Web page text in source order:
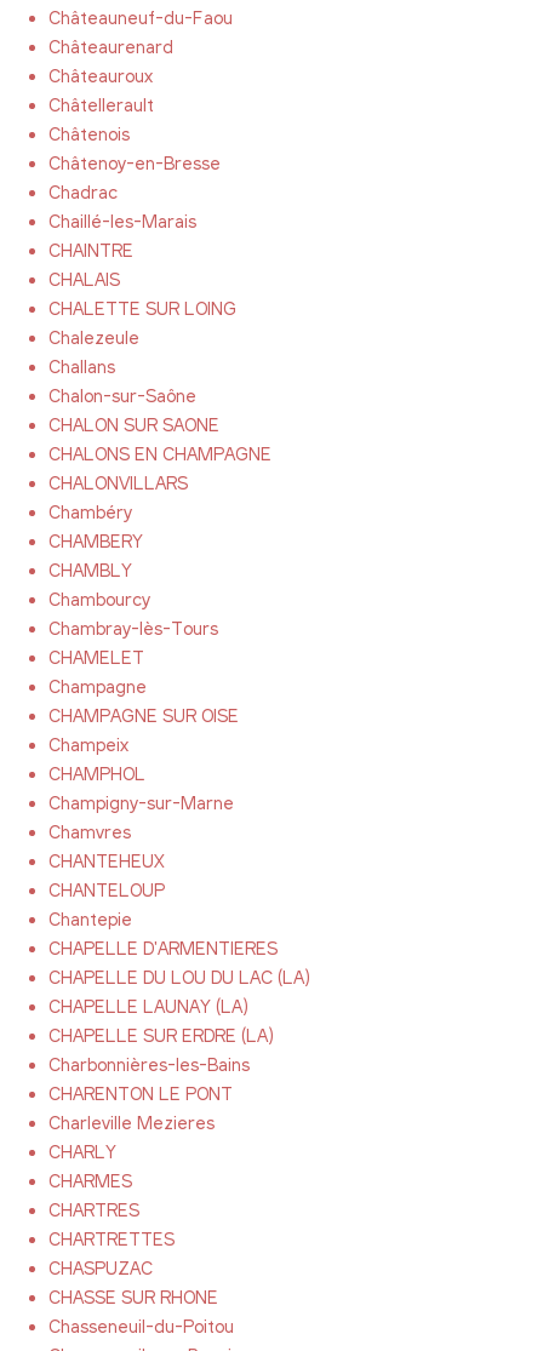
Châteauneuf-du-Faou
Châteaurenard
Châteauroux
Châtellerault
Châtenois
Châtenoy-en-Bresse
Chadrac
Chaillé-les-Marais
CHAINTRE
CHALAIS
CHALETTE SUR LOING
Chalezeule
Challans
Chalon-sur-Saône
CHALON SUR SAONE
CHALONS EN CHAMPAGNE
CHALONVILLARS
Chambéry
CHAMBERY
CHAMBLY
Chambourcy
Chambray-lès-Tours
CHAMELET
Champagne
CHAMPAGNE SUR OISE
Champeix
CHAMPHOL
Champigny-sur-Marne
Chamvres
CHANTEHEUX
CHANTELOUP
Chantepie
CHAPELLE D'ARMENTIERES
CHAPELLE DU LOU DU LAC (LA)
CHAPELLE LAUNAY (LA)
CHAPELLE SUR ERDRE (LA)
Charbonnières-les-Bains
CHARENTON LE PONT
Charleville Mezieres
CHARLY
CHARMES
CHARTRES
CHARTRETTES
CHASPUZAC
CHASSE SUR RHONE
Chasseneuil-du-Poitou